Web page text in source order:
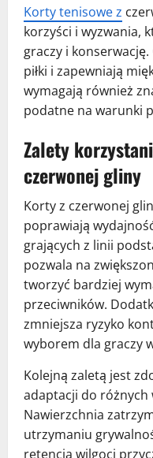
Korty tenisowe z
korzyści i wyzwania,
graczy i
piłki i zapewniają
wymagają również
podatne na warunki
Zalety
czerwonej gliny
Korty z czerwonej
poprawiają
grających z linii
pozwala na
tworzyć bardziej
przeciwników.
zmniejsza ryzyko
wyborem dla graczy
Kolejną zaletą jest
adaptacji do
Nawierzchnia
utrzymaniu
retencja wilgoci